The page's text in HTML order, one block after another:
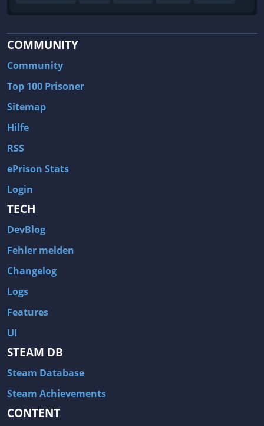
COMMUNITY
Community
Top 100 Prisoner
Sitemap
Hilfe
RSS
ePrison Stats
Login
TECH
DevBlog
Fehler melden
Changelog
Logs
Features
UI
STEAM DB
Steam Database
Steam Achievements
CONTENT